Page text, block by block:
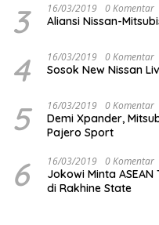
3 16/03/2019 0 Komentar
Aliansi Nissan-
4 16/03/2019 0 Komentar
Sosok New Nissan
5 16/03/2019 0 Komentar
Demi Xpander,
Pajero Sport
6 16/03/2019 0 Komentar
Jokowi Minta
di Rakhine State